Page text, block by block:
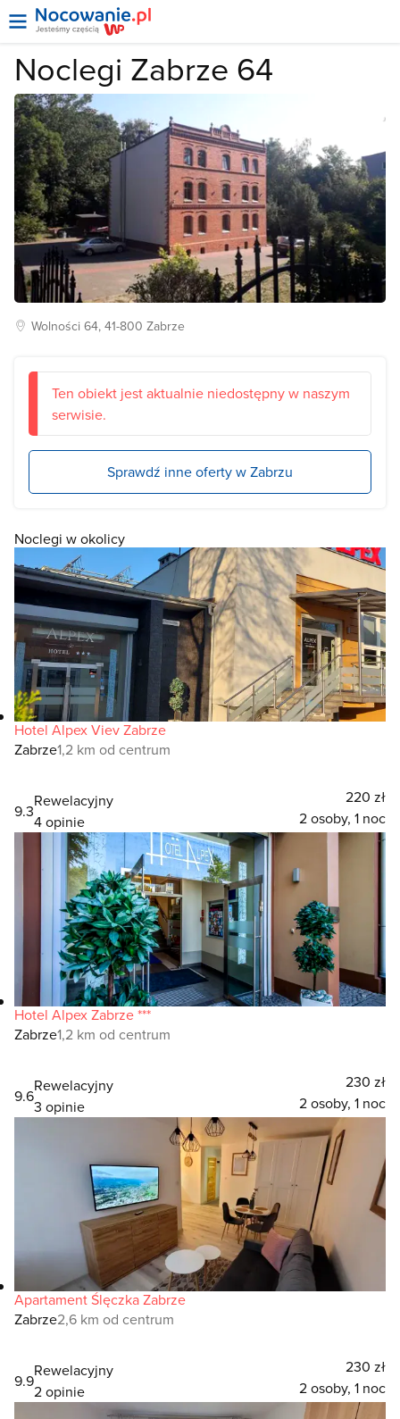
Noclegi Zabrze 64
Wolności 64, 41-800 Zabrze
Ten obiekt jest aktualnie niedostępny w naszym
serwisie.
Sprawdź inne oferty w Zabrzu
Noclegi w okolicy
Hotel Alpex Viev Zabrze
Zabrze1,2 km od centrum
9.3
Rewelacyjny
4 opinie
220 zł
2 osoby, 1 noc
Hotel Alpex Zabrze ***
Zabrze1,2 km od centrum
9.6
Rewelacyjny
3 opinie
230 zł
2 osoby, 1 noc
Apartament Ślęczka Zabrze
Zabrze2,6 km od centrum
9.9
Rewelacyjny
2 opinie
230 zł
2 osoby, 1 noc